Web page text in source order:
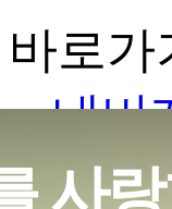
바로가
네비
본문